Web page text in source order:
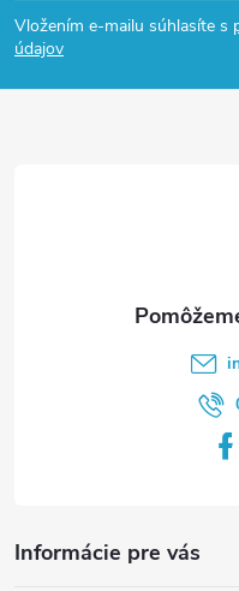
p
Vložením e-mailu súhlasíte s
údajov
Informácie pre vás